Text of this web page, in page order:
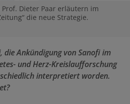
Dieter Paar erläutern im
die neue Strategie.
die Ankündigung von Sanofi im
und Herz-Kreislaufforschung
interpretiert worden.